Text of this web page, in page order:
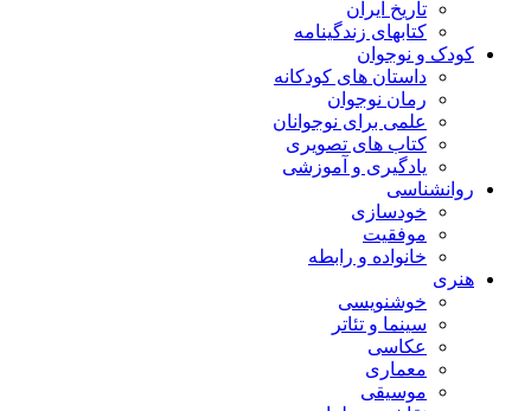
تاریخ ایران
کتابهای زندگینامه
کودک و نوجوان
داستان های کودکانه
رمان نوجوان
علمی برای نوجوانان
کتاب های تصویری
یادگیری و آموزشی
روانشناسی
خودسازی
موفقیت
خانواده و رابطه
هنری
خوشنویسی
سینما و تئاتر
عکاسی
معماری
موسیقی